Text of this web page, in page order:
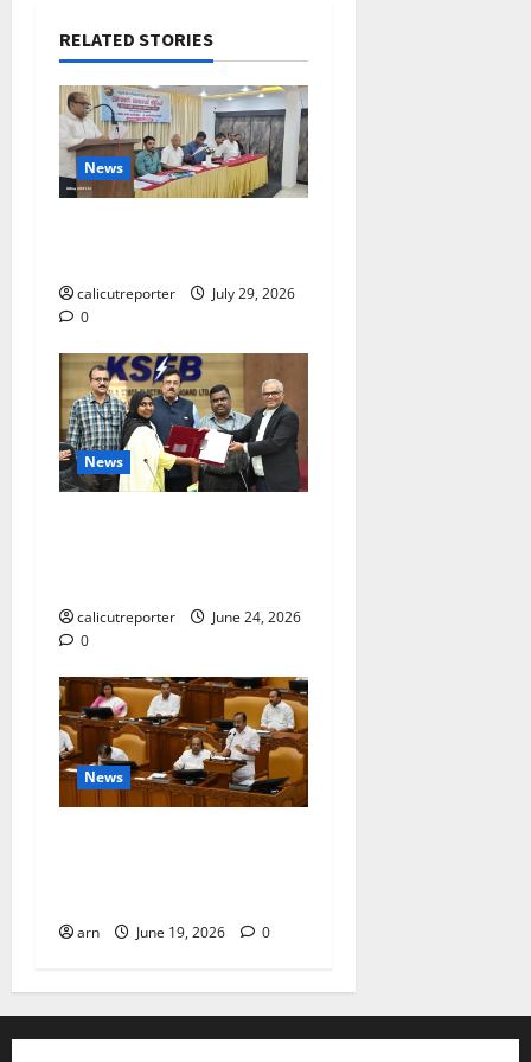
RELATED STORIES
News
calicutreporter
July 29, 2026
0
News
calicutreporter
June 24, 2026
0
News
arn June 19, 2026 0